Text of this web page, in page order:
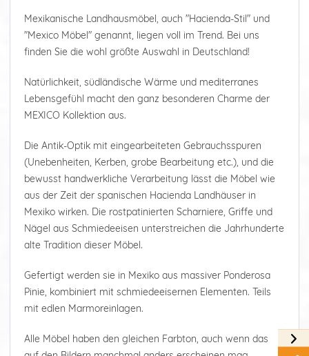
Mexikanische Landhausmöbel, auch "Hacienda-Stil" und
"Mexico Möbel" genannt, liegen voll im Trend. Bei uns
finden Sie die wohl größte Auswahl in Deutschland!
Natürlichkeit, südländische Wärme und mediterranes
Lebensgefühl macht den ganz besonderen Charme der
MEXICO Kollektion aus.
Die Antik-Optik mit eingearbeiteten Gebrauchsspuren
(Unebenheiten, Kerben, grobe Bearbeitung etc.), und die
bewusst handwerkliche Verarbeitung lässt die Möbel wie
aus der Zeit der spanischen Hacienda Landhäuser in
Mexiko wirken. Die rostpatinierten Scharniere, Griffe und
Nägel aus Schmiedeeisen unterstreichen die Jahrhunderte
alte Tradition dieser Möbel.
Gefertigt werden sie in Mexiko aus massiver Ponderosa
Pinie, kombiniert mit schmiedeeisernen Elementen. Teils
mit edlen Marmoreinlagen.
Alle Möbel haben den gleichen Farbton, auch wenn das